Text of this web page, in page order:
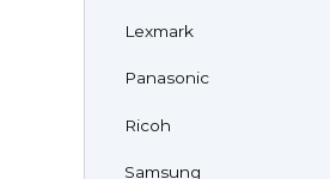
Lexmark
Panasonic
Ricoh
Samsung